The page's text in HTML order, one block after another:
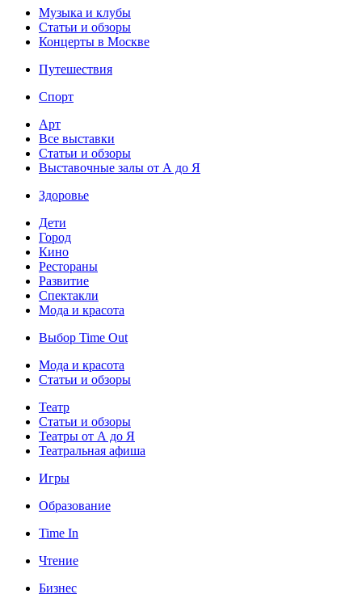
Музыка и клубы
Статьи и обзоры
Концерты в Москве
Путешествия
Спорт
Арт
Все выставки
Статьи и обзоры
Выставочные залы от А до Я
Здоровье
Дети
Город
Кино
Рестораны
Развитие
Спектакли
Мода и красота
Выбор Time Out
Мода и красота
Статьи и обзоры
Театр
Статьи и обзоры
Театры от А до Я
Театральная афиша
Игры
Образование
Time In
Чтение
Бизнес